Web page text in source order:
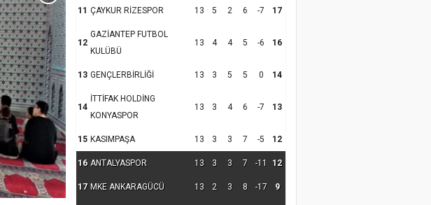
11 ÇAYKUR RİZESPOR 13 5 2 6 -7 17
12
GAZİANTEP FUTBOL
KULÜBÜ
13 4 4 5 -6 16
13 GENÇLERBİRLİĞİ 13 3 5 5 0 14
14
İTTİFAK HOLDİNG
KONYASPOR
13 3 4 6 -7 13
15 KASIMPAŞA 13 3 3 7 -5 12
16 ANTALYASPOR 13 3 3 7 -11 12
17 MKE ANKARAGÜCÜ 13 2 3 8 -17 9